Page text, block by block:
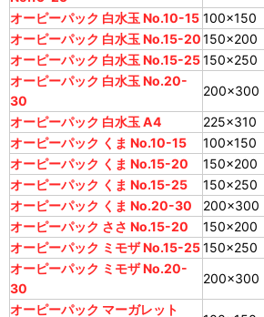
オーピーパック 白水玉 No.10-15 100×150
オーピーパック 白水玉 No.15-20150×200
オーピーパック 白水玉 No.15-25150×250
オーピーパック 白水玉 No.20-
30
200×300
オーピーパック 白水玉 A4
225×310
オーピーパック くま No.10-15
100×150
オーピーパック くま No.15-20
150×200
オーピーパック くま No.15-25
150×250
オーピーパック くま No.20-30
200×300
オーピーパック ささ No.15-20
150×200
オーピーパック ミモザ No.15-25150×250
オーピーパック ミモザ No.20-
30
200×300
オーピーパック マーガレット